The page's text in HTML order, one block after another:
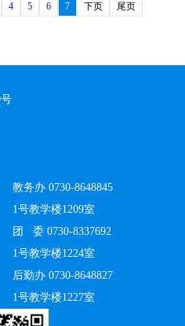
4 5 6 7 下页 尾页
教务办 0730-8648845
1号教学楼1209室
团 委 0730-8337692
1号教学楼1224室
后勤办 0730-8648827
1号教学楼1227室